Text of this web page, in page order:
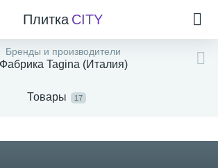
Плитка CITY
Бренды и производители
Фабрика Tagina (Италия)
Товары 17